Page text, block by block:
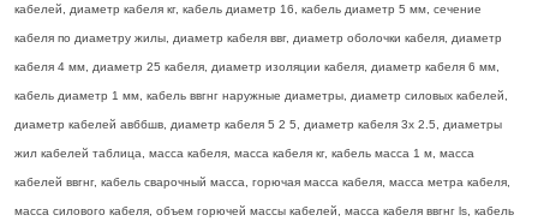
кабелей, диаметр кабеля кг, кабель диаметр 16, кабель диаметр 5 мм, сечение
кабеля по диаметру жилы, диаметр кабеля ввг, диаметр оболочки кабеля, диаметр
кабеля 4 мм, диаметр 25 кабеля, диаметр изоляции кабеля, диаметр кабеля 6 мм,
кабель диаметр 1 мм, кабель ввгнг наружные диаметры, диаметр силовых кабелей,
диаметр кабелей авббшв, диаметр кабеля 5 2 5, диаметр кабеля 3х 2.5, диаметры
жил кабелей таблица, масса кабеля, масса кабеля кг, кабель масса 1 м, масса
кабелей ввгнг, кабель сварочный масса, горючая масса кабеля, масса метра кабеля,
масса силового кабеля, объем горючей массы кабелей, масса кабеля ввгнг ls, кабель